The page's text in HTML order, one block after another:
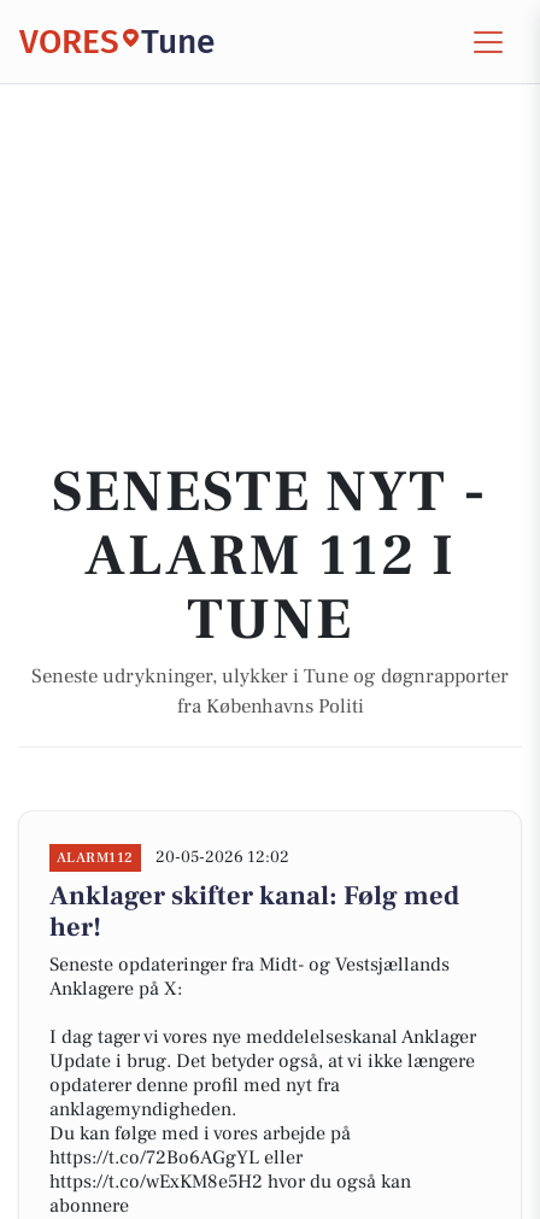
VORES Tune
SENESTE NYT -
ALARM 112 I
TUNE
Seneste udrykninger, ulykker i Tune og døgnrapporter
fra Københavns Politi
ALARM112 20-05-2026 12:02
Anklager skifter kanal: Følg med
her!
Seneste opdateringer fra Midt- og Vestsjællands
Anklagere på X:
I dag tager vi vores nye meddelelseskanal Anklager
Update i brug. Det betyder også, at vi ikke længere
opdaterer denne profil med nyt fra
anklagemyndigheden.
Du kan følge med i vores arbejde på
https://t.co/72Bo6AGgYL eller
https://t.co/wExKM8e5H2 hvor du også kan
abonnere